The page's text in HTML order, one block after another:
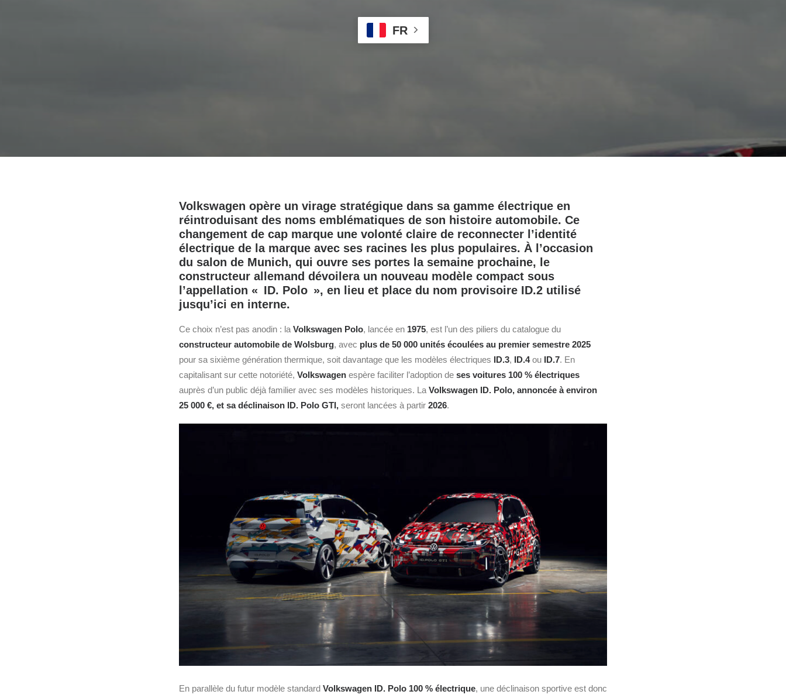
FR
Volkswagen opère un virage stratégique dans sa gamme électrique en
réintroduisant des noms emblématiques de son histoire automobile. Ce
changement de cap marque une volonté claire de reconnecter l’identité
électrique de la marque avec ses racines les plus populaires. À l’occasion
du salon de Munich, qui ouvre ses portes la semaine prochaine, le
constructeur allemand dévoilera un nouveau modèle compact sous
l’appellation « ID. Polo », en lieu et place du nom provisoire ID.2 utilisé
jusqu’ici en interne.
Ce choix n’est pas anodin : la Volkswagen Polo, lancée en 1975, est l’un des piliers du catalogue du
constructeur automobile de Wolsburg, avec plus de 50 000 unités écoulées au premier semestre 2025
pour sa sixième génération thermique, soit davantage que les modèles électriques ID.3, ID.4ou ID.7. En
capitalisant sur cette notoriété, Volkswagen espère faciliter l’adoption de ses voitures 100 % électriques
auprès d’un public déjà familier avec ses modèles historiques. La Volkswagen ID. Polo, annoncée à environ
25 000 €, et sa déclinaison ID. Polo GTI, seront lancées à partir 2026.
En parallèle du futur modèle standard Volkswagen ID. Polo 100 % électrique, une déclinaison sportive est donc